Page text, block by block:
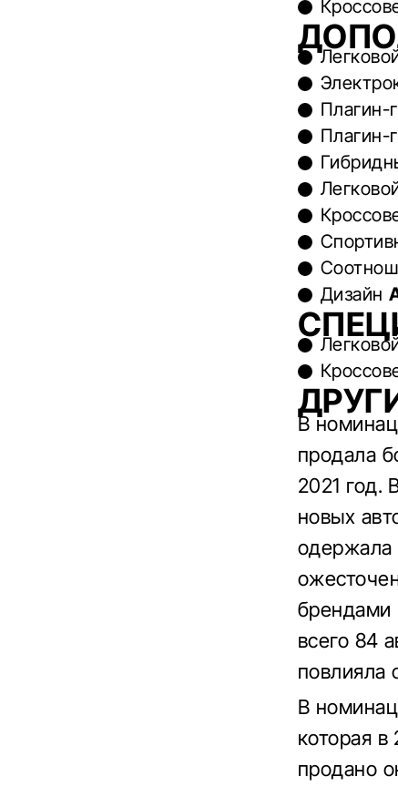
Плагин-
Плагин-
Дизайн
В
продала
2021 год.
новых
одержала
брендами
всего 84
повлияла
В
которая в
продано